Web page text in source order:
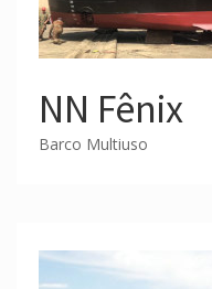
NN Fênix
Barco Multiuso